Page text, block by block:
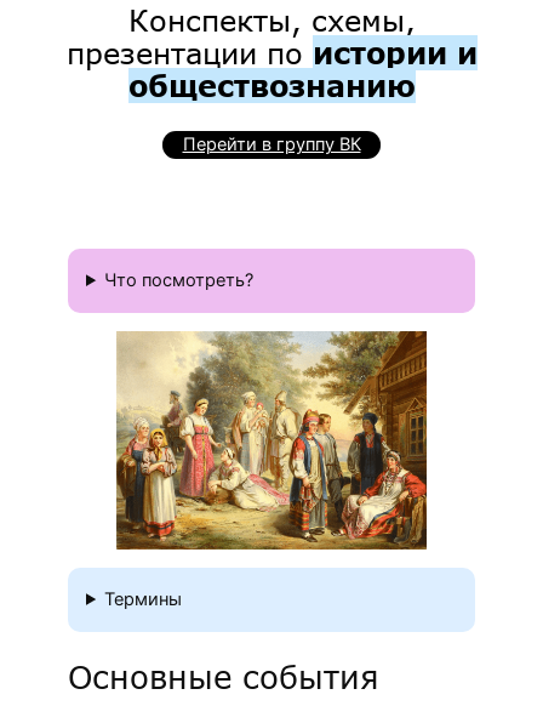
Конспекты, схемы,
презентации по истории и
обществознанию
Перейти в группу ВК
Что посмотреть?
Термины
Основные события